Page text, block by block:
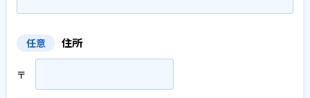
任意 住所
〒